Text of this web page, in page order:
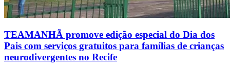
TEAMANHÃ promove edição especial do Dia dos
Pais com serviços gratuitos para famílias de crianças
neurodivergentes no Recife